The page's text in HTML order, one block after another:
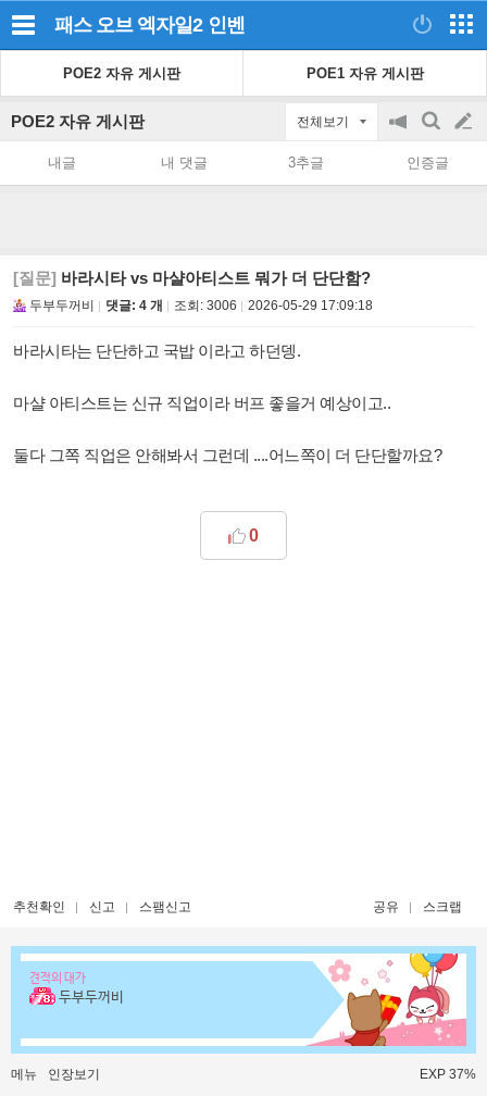
패스 오브 엑자일2 인벤
POE2 자유 게시판 POE1 자유 게시판
POE2 자유 게시판 전체보기
공
on/off
검
색
글
쓰
내글 내 댓글 3추글 인증글
[질문] 바라시타 vs 마샬아티스트 뭐가 더 단단함?
두부두꺼비 댓글: 4 개 조회: 3006 2026-05-29 17:09:18
바라시타는 단단하고 국밥 이라고 하던뎅.
마샬 아티스트는 신규 직업이라 버프 좋을거 예상이고..
둘다 그쪽 직업은 안해봐서 그런데 ....어느쪽이 더 단단할까요?
0
추천확인 신고 스팸신고 공유 스크랩
견적의 대가
두부두꺼비
메뉴 인장보기 EXP 37%